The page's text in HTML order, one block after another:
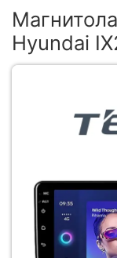
Hyundai